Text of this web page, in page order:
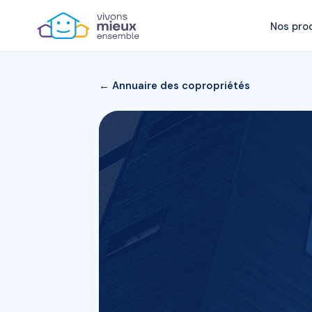
Nos
← Annuaire des copropriétés